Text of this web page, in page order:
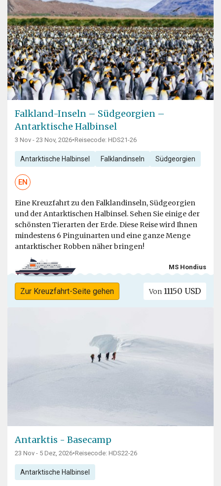
Falkland-Inseln – Südgeorgien –
Antarktische Halbinsel
3 Nov - 23 Nov, 2026•Reisecode: HDS21-26
Antarktische Halbinsel Falklandinseln Südgeorgien
EN
Eine Kreuzfahrt zu den Falklandinseln, Südgeorgien
und der Antarktischen Halbinsel. Sehen Sie einige der
schönsten Tierarten der Erde. Diese Reise wird Ihnen
mindestens 6 Pinguinarten und eine ganze Menge
antarktischer Robben näher bringen!
MS Hondius
Zur Kreuzfahrt-Seite gehen Von 11150 USD
Antarktis - Basecamp
23 Nov - 5 Dez, 2026•Reisecode: HDS22-26
Antarktische Halbinsel